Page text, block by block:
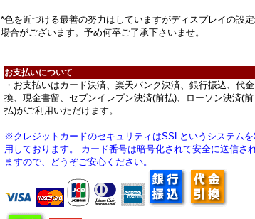
*色を近づける最善の努力はしていますがディスプレイの設
場合がございます。予め何卒ご了承下さいませ。
お支払いについて
・お支払いはカード決済、楽天バンク決済、銀行振込、代金
換、現金書留、セブンイレブン決済(前払)、ローソン決済(前
払)がご利用いただけます。
※クレジットカードのセキュリティはSSLというシステムを
用しております。 カード番号は暗号化されて安全に送信さ
ますので、どうぞご安心ください。